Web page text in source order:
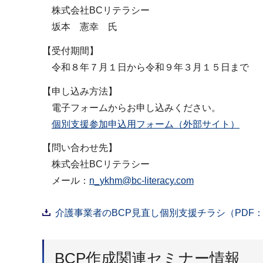
株式会社BCリテラシー
坂本 憲幸 氏
【受付期間】
令和８年７月１日から令和９年３月１５日まで
【申し込み方法】
電子フォームからお申し込みください。
個別支援参加申込用フォーム（外部サイト）
【問い合わせ先】
株式会社BCリテラシー
メール： n_ykhm@bc-literacy.com
介護事業者のBCP見直し個別支援チラシ（PDF：
BCP作成関連セミナー情報